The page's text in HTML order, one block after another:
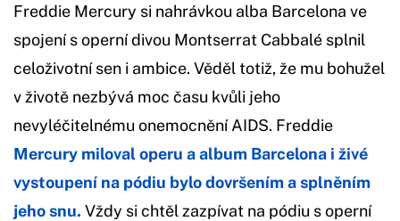
Freddie Mercury si nahrávkou alba Barcelona ve
spojení s operní divou Montserrat Cabbalé splnil
celoživotní sen i ambice. Věděl totiž, že mu bohužel
v životě nezbývá moc času kvůli jeho
nevyléčitelnému onemocnění AIDS. Freddie
Mercury miloval operu a album Barcelona i živé
vystoupení na pódiu bylo dovršením a splněním
jeho snu. Vždy si chtěl zazpívat na pódiu s operní